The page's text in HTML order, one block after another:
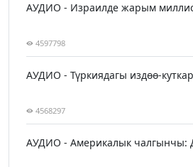
АУДИО - Израилде жарым
4597798
АУДИО - Түркиядагы издөө-
4568297
АУДИО - Америкалык чалгынчы: